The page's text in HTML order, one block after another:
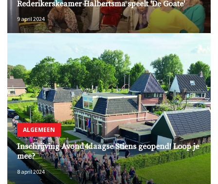
Rederikerskeamer Halbertsma speelt 'De Goate'
9 april 2024
ALGEMEEN
Inschrijving Avond4daagse Stiens geopend! Loop je
mee?
8 april 2024